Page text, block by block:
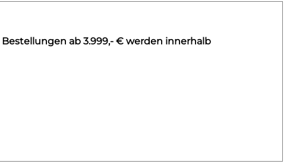
Bestellungen ab 3.999,- € werden innerhalb